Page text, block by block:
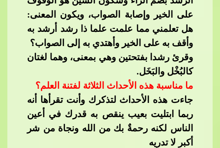
على الخير وإصابة الصواب، ويكون المعنى:
هل تعلمني مما علمت ​​ علما ذا رشد أرشد به
وأقف به على الخير وأهتدي به إلى الصواب؟
وقرئ رشدا بفتحتين وهي بمعنى، وهما لغتان
كالبُخْل والبَخَل.
ما مناسبة هذه الأحداث الثلاثة لفتنة العلم؟
جاءت هذه الأحداث لتذكرك وأنت تقرأها أنه
ربما ابتليت بعيب ينقص به قدرك في أعين
الناس لكنه​​رحمةٌ بك من الله ونجاة من شر
أكبر لا تدريه